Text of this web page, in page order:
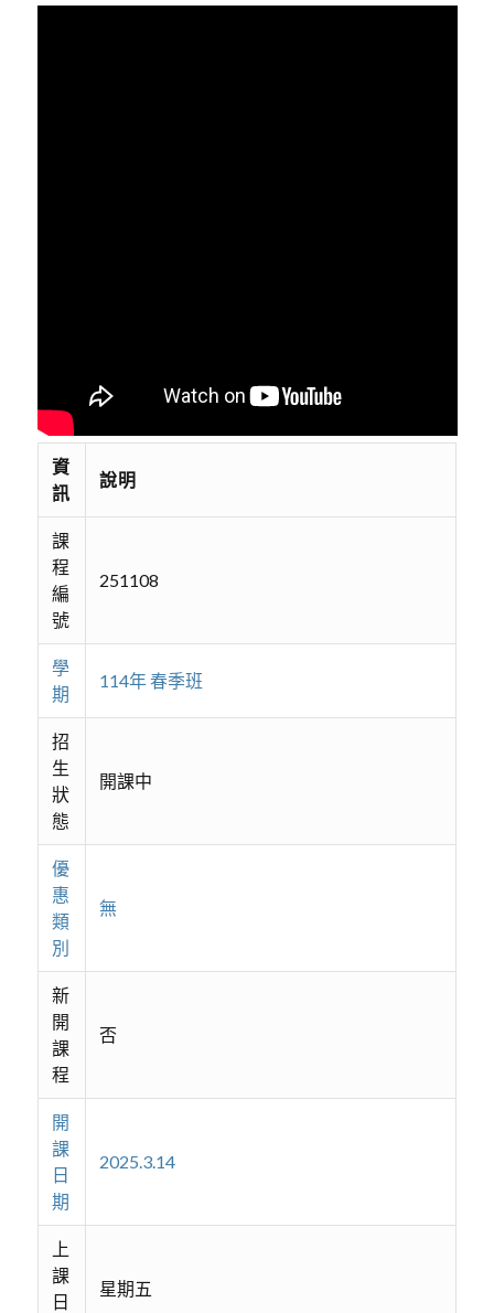
資
訊
說明
課
程
編
號
251108
學
期
114年 春季班
招
生
狀
態
開課中
優
惠
類
別
無
新
開
課
程
否
開
課
日
期
2025.3.14
上
課
日
星期五